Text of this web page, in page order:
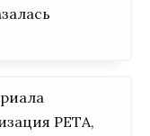
РЕТА,